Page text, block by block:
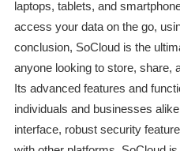
laptops, tablets, and
access your data on the go,
conclusion, SoCloud is the
anyone looking to store, share,
Its advanced features and
individuals and businesses
interface, robust security